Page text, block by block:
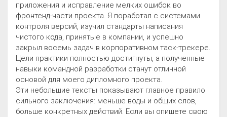
приложения и исправление мелких ошибок во
фронтенд-части проекта. Я поработал с системами
контроля версий, изучил стандарты написания
чистого кода, принятые в компании, и успешно
закрыл восемь задач в корпоративном таск-трекере.
Цели практики полностью достигнуты, а полученные
навыки командной разработки станут отличной
основой для моего дипломного проекта.
Эти небольшие тексты показывают главное правило
сильного заключения: меньше воды и общих слов,
больше конкретных действий. Если вы опишете свою